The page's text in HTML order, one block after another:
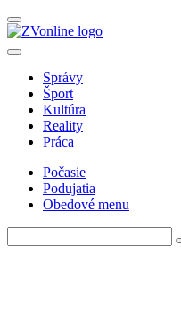
Správy
Šport
Kultúra
Reality
Práca
Počasie
Podujatia
Obedové menu